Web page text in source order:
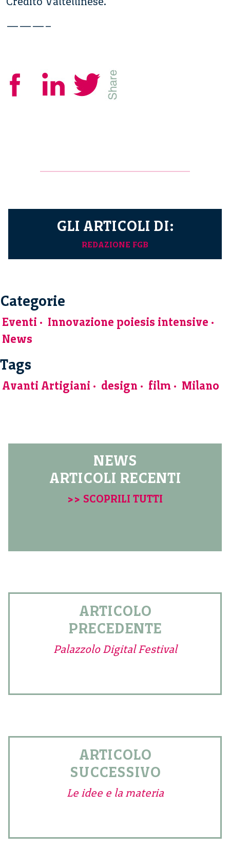
———–
GLI ARTICOLI DI:
REDAZIONE FGB
Categorie
Eventi
Innovazione poiesis intensive
News
Tags
Avanti Artigiani design film Milano
NEWS
ARTICOLI RECENTI
>> SCOPRILI TUTTI
ARTICOLO
PRECEDENTE
Palazzolo Digital Festival
ARTICOLO
SUCCESSIVO
Le idee e la materia